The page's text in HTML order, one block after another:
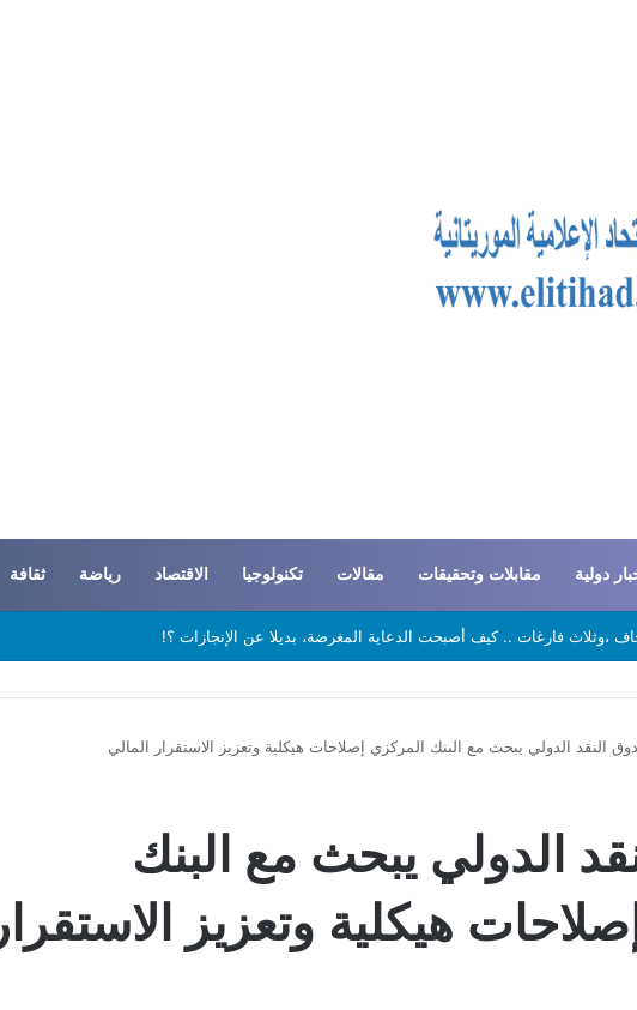
دولية مقابلات وتحقيقات مقالات تكنولوجيا الاقتصاد رياضة ثقافة
الهوية المشتركة بين التاريخ والسوسيولوجيا
النقد الدولي يبحث مع البنك المركزي إصلاحات هيكلية وتعزيز الاستقرار المالي
الدولي يبحث مع البنك
هيكلية وتعزيز الاستقرار